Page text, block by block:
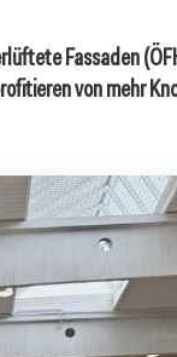
Fassaden
von mehr